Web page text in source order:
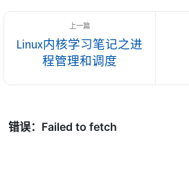
Linux内核学习笔记之进
程管理和调度